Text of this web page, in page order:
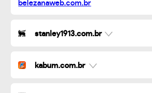
stanley1913.com.br
kabum.com.br